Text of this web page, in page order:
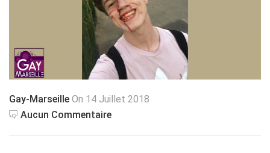
Gay-Marseille On 14 Juillet 2018
Aucun Commentaire